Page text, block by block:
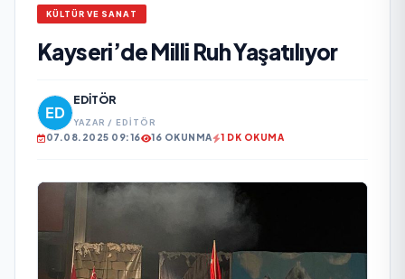
KÜLTÜR VE SANAT
Kayseri’de Milli Ruh Yaşatılıyor
EDITÖR
YAZAR / EDITÖR
07.08.2025 09:16 16 OKUNMA 1 DK OKUMA